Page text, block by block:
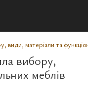
види, матеріали та
вибору,
меблів